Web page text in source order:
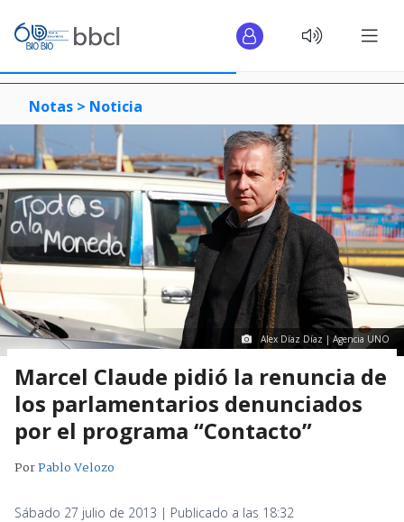
Notas > Noticia
Alex Díaz Díaz | Agencia UNO
Marcel Claude pidió la renuncia de
los parlamentarios denunciados
por el programa “Contacto”
PorPablo Velozo
Sábado 27 julio de 2013 | Publicado a las 18:32